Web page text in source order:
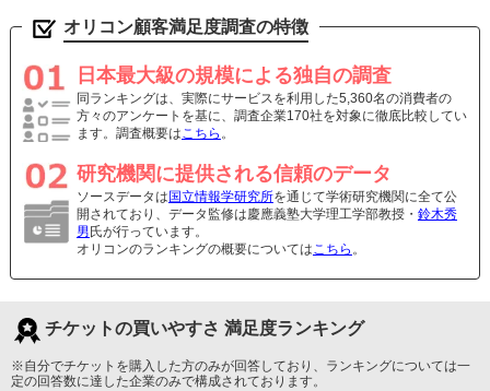
オリコン顧客満足度調査の特徴
日本最大級の規模による独自の調査
同ランキングは、実際にサービスを利用した5,360名の消費者の
方々のアンケートを基に、調査企業170社を対象に徹底比較してい
ます。調査概要はこちら 。
研究機関に提供される信頼のデータ
ソースデータは 国立情報学研究所を通じて学術研究機関に全て公
開されており、データ監修は慶應義塾大学理工学部教授・ 鈴木秀
男 氏が行っています。
オリコンのランキングの概要についてはこちら 。
チケットの買いやすさ 満足度ランキング
※自分でチケットを購入した方のみが回答しており、ランキングについては一
定の回答数に達した企業のみで構成されております。